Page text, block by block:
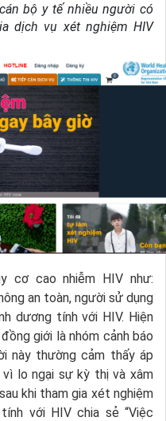
bộ y tế nhiều người có
dịch vụ xét nghiệm HIV
cơ cao nhiễm HIV như:
an toàn, người sử dụng
dương tính với HIV. Hiện
giới là nhóm cảnh báo
này thường cảm thấy áp
lo ngại sự kỳ thị và xâm
khi tham gia xét nghiệm
với HIV chia sẻ “Việc